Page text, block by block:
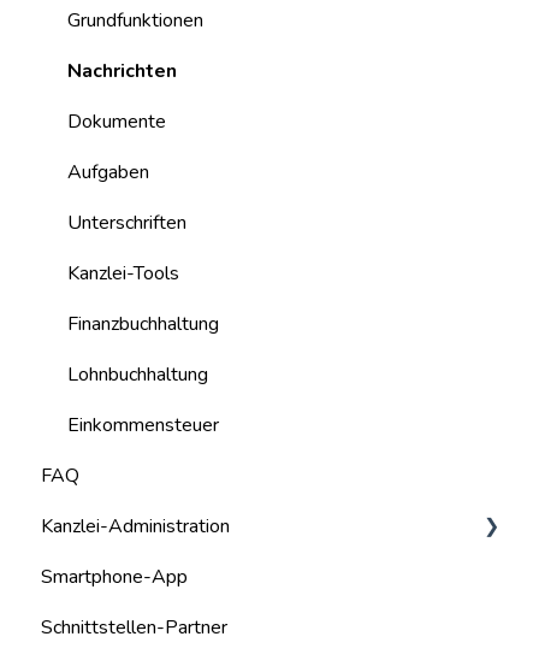
Benutzer
Grundfunktionen
Nachrichten
Dokumente
Aufgaben
Unterschriften
Kanzlei-Tools
Finanzbuchhaltung
Lohnbuchhaltung
Einkommensteuer
FAQ
Kanzlei-Administration
Kanzlei-Mitarbeiter
Systemadministration
Smartphone-App
Schnittstellen-Partner